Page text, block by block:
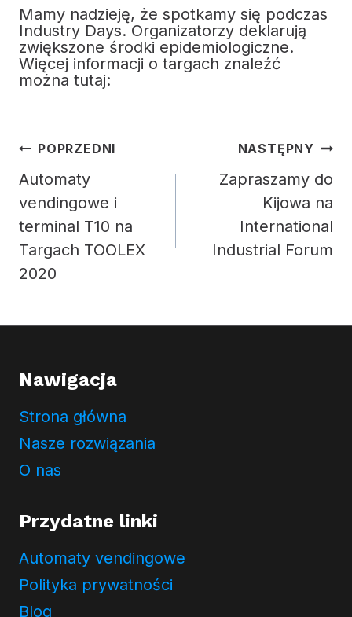
Mamy nadzieję, że spotkamy się podczas
Industry Days. Organizatorzy deklarują
zwiększone środki epidemiologiczne.
Więcej informacji o targach znaleźć
można tutaj:
Nawigacja
wpisu
POPRZEDNI
Automaty
vendingowe i
terminal T10 na
Targach TOOLEX
2020
NASTĘPNY
Zapraszamy do
Kijowa na
International
Industrial Forum
Nawigacja
Strona główna
Nasze rozwiązania
O nas
Przydatne linki
Automaty vendingowe
Polityka prywatności
Blog